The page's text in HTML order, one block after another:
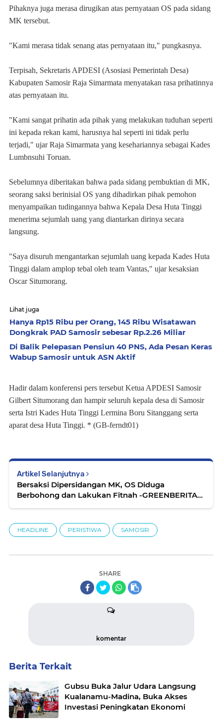
Pihaknya juga merasa dirugikan atas pernyataan OS pada sidang
MK tersebut.
"Kami merasa tidak senang atas pernyataan itu," pungkasnya.
Terpisah, Sekretaris APDESI (Asosiasi Pemerintah Desa)
Kabupaten Samosir Raja Simarmata menyatakan rasa prihatinnya
atas pernyataan itu.
"Kami sangat prihatin ada pihak yang melakukan tuduhan seperti
ini kepada rekan kami, harusnya hal seperti ini tidak perlu
terjadi," ujar Raja Simarmata yang kesehariannya sebagai Kades
Lumbnsuhi Toruan.
Sebelumnya diberitakan bahwa pada sidang pembuktian di MK,
seorang saksi berinisial OS yang dihadirkan pihak pemohon
menyampaikan tudingannya bahwa Kepala Desa Huta Tinggi
menerima sejumlah uang yang diantarkan dirinya secara
langsung.
"Saya disuruh mengantarkan sejumlah uang kepada Kades Huta
Tinggi dalam amplop tebal oleh team Vantas," ujar kesaksian
Oscar Situmorang.
Lihat juga
Hanya Rp15 Ribu per Orang, 145 Ribu Wisatawan
Dongkrak PAD Samosir sebesar Rp.2.26 Miliar
Di Balik Pelepasan Pensiun 40 PNS, Ada Pesan Keras
Wabup Samosir untuk ASN Aktif
Hadir dalam konferensi pers tersebut Ketua APDESI Samosir
Gilbert Situmorang dan hampir seluruh kepala desa di Samosir
serta Istri Kades Huta Tinggi Lermina Boru Sitanggang serta
aparat desa Huta Tinggi. * (GB-ferndt01)
Artikel Selanjutnya
Bersaksi Dipersidangan MK, OS Diduga
Berbohong dan Lakukan Fitnah -GREENBERITA
HEADLINE PERISTIWA SAMOSIR
SHARE
komentar
Berita Terkait
Gubsu Buka Jalur Udara Langsung
Kualanamu-Madina, Buka Akses
Investasi Peningkatan Ekonomi